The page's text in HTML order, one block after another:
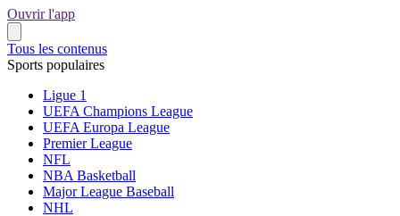
Ouvrir l'app
Tous les contenus
Sports populaires
Ligue 1
UEFA Champions League
UEFA Europa League
Premier League
NFL
NBA Basketball
Major League Baseball
NHL